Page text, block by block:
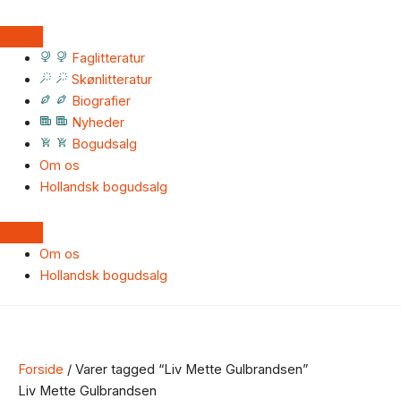
Faglitteratur
Skønlitteratur
Biografier
Nyheder
Bogudsalg
Om os
Hollandsk bogudsalg
Om os
Hollandsk bogudsalg
Forside / Varer tagged “Liv Mette Gulbrandsen”
Liv Mette Gulbrandsen